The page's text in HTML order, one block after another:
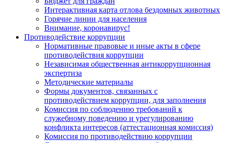
Интерактивная карта отлова бездомных животных
Горячие линии для населения
Внимание, коронавирус!
Противодействие коррупции
Нормативные правовые и иные акты в сфере
противодействия коррупции
Независимая общественная антикоррупционная
экспертиза
Методические материалы
Формы документов, связанных с
противодействием коррупции, для заполнения
Комиссия по соблюдению требований к
служебному поведению и урегулированию
конфликта интересов (аттестационная комиссия)
Комиссия по противодействию коррупции